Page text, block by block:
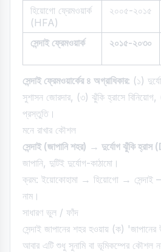
হিয়োগো ফ্রেমওয়ার্ক
(HFA)
২০০৫-২০১৫
সেন্দাই ফ্রেমওয়ার্ক
২০১৫-২০৩০
সেন্দাই ফ্রেমওয়ার্কের ৪ অগ্রাধিকার: (১)
সুশাসন জোরদার, (৩) ঝুঁকি হ্রাসে বিনিয়োগ,
প্রস্তুতি।
মনে রাখার কৌশল
সেন্দাই (জাপানি শহর) → দুর্যোগ ঝুঁকি হ্রাস
জাপানি, দুটিই দুর্যোগ-কাঠামো।
ক্রম: ইয়োকোহামা → হিয়োগো → সেন্দাই —
নাম।
সাধারণ ভুল / ফাঁদ
সেন্দাই জাপানের শহর হওয়ায় (ক)
আবার এটি শুধু সুনামি বা ভূমিকম্পের